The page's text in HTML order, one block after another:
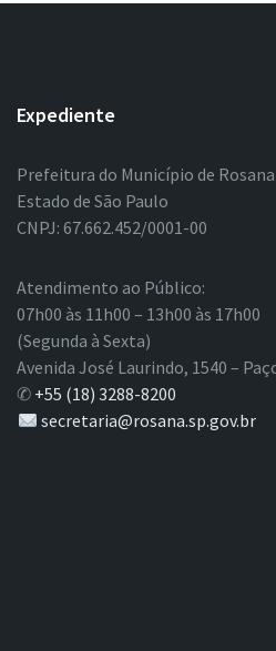
Expediente
Prefeitura do Município de Rosana
Estado de São Paulo
CNPJ: 67.662.452/0001-00
Atendimento ao Público:
07h00 às 11h00 – 13h00 às 17h00
(Segunda à Sexta)
Avenida José Laurindo, 1540 –
✆ +55 (18) 3288-8200
secretaria@rosana.sp.gov.br